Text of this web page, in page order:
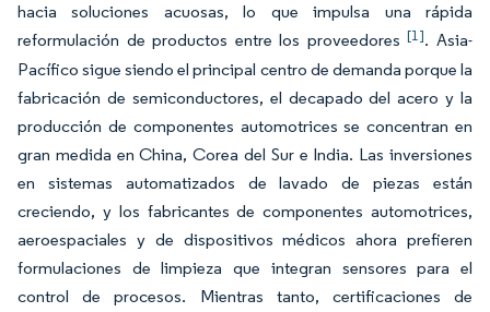
hacia soluciones acuosas, lo que impulsa una rápida
reformulación de productos entre los proveedores[1]. Asia-
Pacífico sigue siendo el principal centro de demanda porque la
fabricación de semiconductores, el decapado del acero y la
producción de componentes automotrices se concentran en
gran medida en China, Corea del Sur e India. Las inversiones
en sistemas automatizados de lavado de piezas están
creciendo, y los fabricantes de componentes automotrices,
aeroespaciales y de dispositivos médicos ahora prefieren
formulaciones de limpieza que integran sensores para el
control de procesos. Mientras tanto, certificaciones de